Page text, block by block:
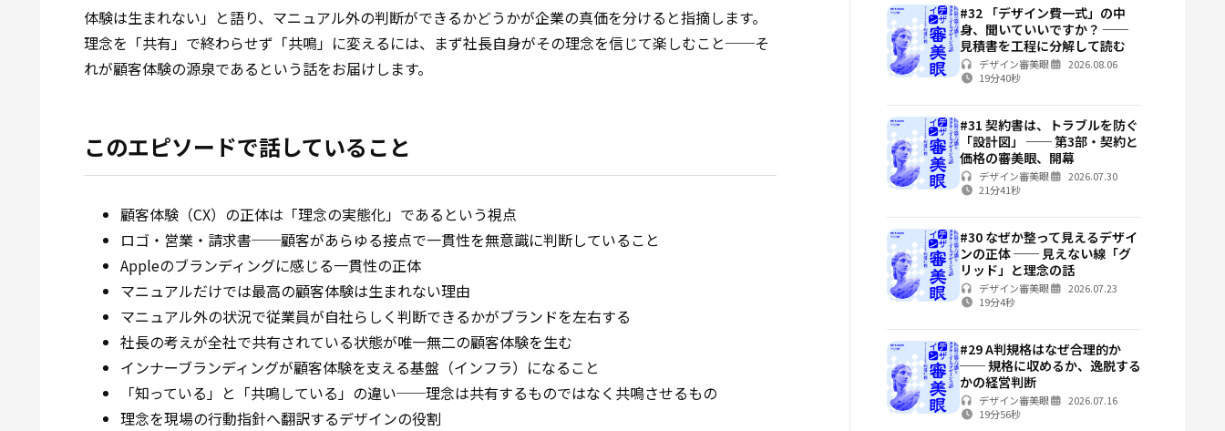
体験は生まれない」と語り、マニュアル外の判断ができるかどうかが企業の真価を分けると指摘します。
理念を「共有」で終わらせず「共鳴」に変えるには、まず社長自身がその理念を信じて楽しむこと──そ
れが顧客体験の源泉であるという話をお届けします。
このエピソードで話していること
顧客体験（CX）の正体は「理念の実態化」であるという視点
ロゴ・営業・請求書──顧客があらゆる接点で一貫性を無意識に判断していること
Appleのブランディングに感じる一貫性の正体
マニュアルだけでは最高の顧客体験は生まれない理由
マニュアル外の状況で従業員が自社らしく判断できるかがブランドを左右する
社長の考えが全社で共有されている状態が唯一無二の顧客体験を生む
インナーブランディングが顧客体験を支える基盤（インフラ）になること
「知っている」と「共鳴している」の違い──理念は共有するものではなく共鳴させるもの
理念を現場の行動指針へ翻訳するデザインの役割
#32 「デザイン費一式」の中
身、聞いていいですか？ ──
見積書を工程に分解して読む
デザイン審美眼
2026.08.06
19分40秒
#31 契約書は、トラブルを防ぐ
「設計図」 ── 第3部・契約と
価格の審美眼、開幕
デザイン審美眼
2026.07.30
21分41秒
#30 なぜか整って見えるデザイ
ンの正体 ── 見えない線「グ
リッド」と理念の話
デザイン審美眼
2026.07.23
19分4秒
#29 A判規格はなぜ合理的か
── 規格に収めるか、逸脱する
かの経営判断
デザイン審美眼
2026.07.16
19分56秒